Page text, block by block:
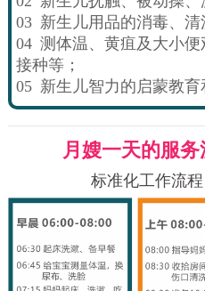
03 新生儿用品的消毒、清
04 测体温、黄疽及大小
接种等；
05 新生儿智力的启蒙教育
月嫂一天的服
标准化工作流